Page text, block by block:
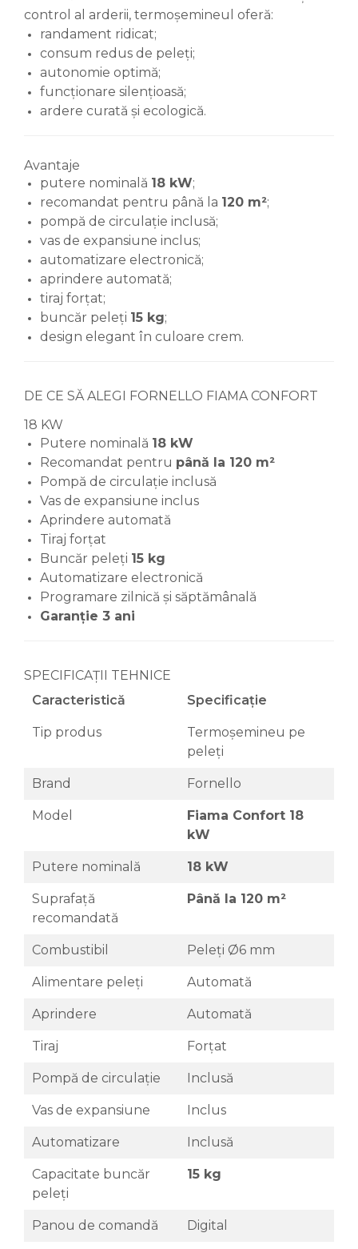
control al arderii, termoșemineul oferă:
randament ridicat;
consum redus de peleți;
autonomie optimă;
funcționare silențioasă;
ardere curată și ecologică.
Avantaje
putere nominală 18 kW;
recomandat pentru până la 120 m²;
pompă de circulație inclusă;
vas de expansiune inclus;
automatizare electronică;
aprindere automată;
tiraj forțat;
buncăr peleți 15 kg;
design elegant în culoare crem.
DE CE SĂ ALEGI FORNELLO FIAMA CONFORT
18 KW
Putere nominală 18 kW
Recomandat pentru până la 120 m²
Pompă de circulație inclusă
Vas de expansiune inclus
Aprindere automată
Tiraj forțat
Buncăr peleți 15 kg
Automatizare electronică
Programare zilnică și săptămânală
Garanție 3 ani
SPECIFICAȚII TEHNICE
Caracteristică
Specificație
Tip produs
Termoșemineu pe
peleți
Brand Fornello
Model
Fiama Confort 18
kW
Putere nominală 18 kW
Suprafață
recomandată
Până la 120 m²
Combustibil Peleți Ø6 mm
Alimentare peleți Automată
Aprindere Automată
Tiraj Forțat
Pompă de circulație Inclusă
Vas de expansiune Inclus
Automatizare Inclusă
Capacitate buncăr
peleți
15 kg
Panou de comandă Digital